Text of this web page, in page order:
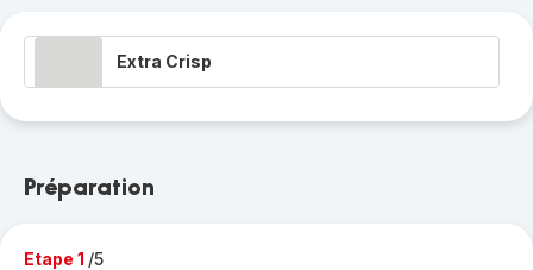
Extra Crisp
Préparation
Etape 1 /5